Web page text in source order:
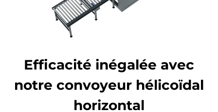
Efficacité inégalée avec
notre convoyeur hélicoïdal
horizontal